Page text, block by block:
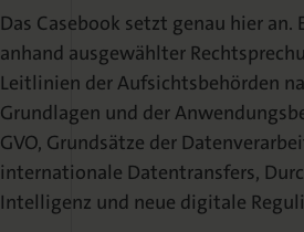
Das Casebook setzt genau hier
anhand ausgewählter
Leitlinien der Aufsichtsbehörden
Grundlagen und der
GVO, Grundsätze der
internationale Datentransfers,
Intelligenz und neue digitale